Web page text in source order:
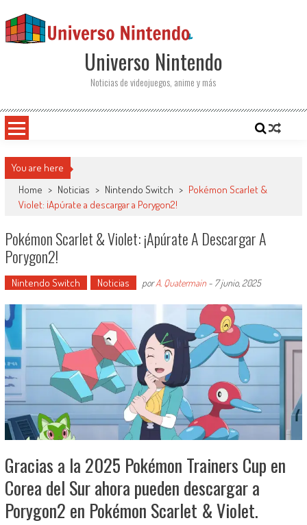
Universo Nintendo
Noticias de videojuegos, anime y más
You are here
Home > Noticias > Nintendo Switch > Pokémon Scarlet &
Violet: ¡Apúrate a descargar a Porygon2!
Pokémon Scarlet & Violet: ¡Apúrate A Descargar A
Porygon2!
Nintendo Switch Noticias porA. Quatermain- 7 junio, 2025
Gracias a la 2025 Pokémon Trainers Cup en
Corea del Sur ahora pueden descargar a
Porygon2 en Pokémon Scarlet & Violet.